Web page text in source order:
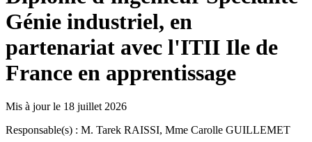
Génie industriel, en
partenariat avec l'ITII Ile de
France en apprentissage
Mis à jour le 18 juillet 2026
Responsable(s) : M. Tarek RAISSI, Mme Carolle GUILLEMET